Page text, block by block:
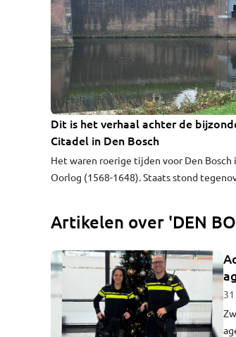
Dit is het verhaal achter de
Citadel in Den Bosch
Het waren roerige tijden voor Den Bosch
Oorlog (1568-1648). Staats stond
stad in september 1629, na een
verboden. Kanonnen moesten gelovige
afschrikken.
KLUIZEN VAN BRABANT
Artikelen over 'DEN